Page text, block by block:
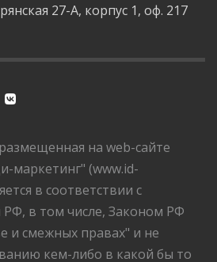
27-А, корпус 1, оф. 217
на web-сайте
маркетинг" (www.id-
в соответствии с
РФ, в том числе, Законом РФ
и смежных правах" и не
кем-либо в какой бы то